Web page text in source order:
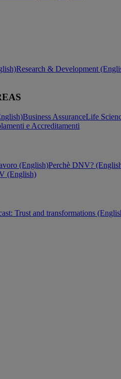
Research & Development
Business AssuranceLife
e Accreditamenti
(English)Perchè DNV?
(English)
Trust and transformations